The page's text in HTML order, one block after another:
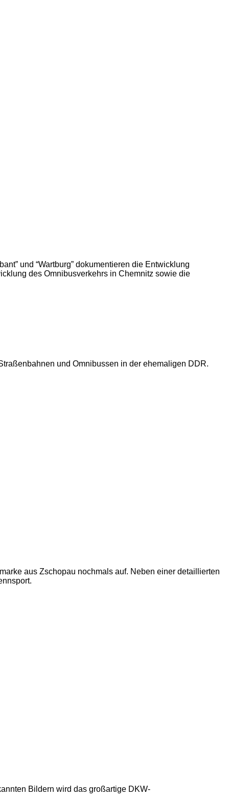
und “Wartburg” dokumentieren die Entwicklung
des Omnibusverkehrs in Chemnitz sowie die
und Omnibussen in der ehemaligen DDR.
aus Zschopau nochmals auf. Neben einer detaillierten
Bildern wird das großartige DKW-